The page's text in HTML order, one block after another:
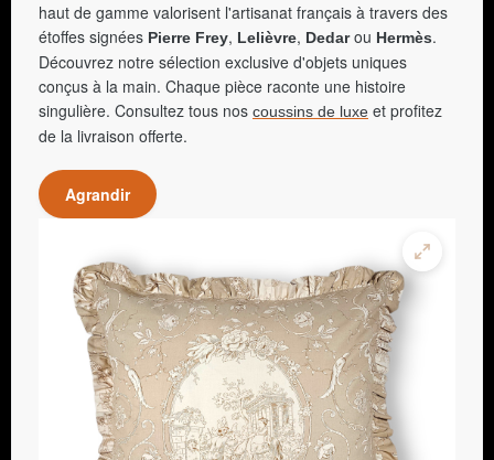
haut de gamme valorisent l'artisanat français à travers des
étoffes signées Pierre Frey, Lelièvre, Dedarou Hermès.
Découvrez notre sélection exclusive d'objets uniques
conçus à la main. Chaque pièce raconte une histoire
singulière. Consultez tous nos coussins de luxe et profitez
de la livraison offerte.
Agrandir